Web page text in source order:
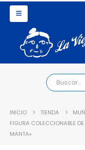
INICIO TIENDA
FIGURA COLECCIONABLE DE
MANTA»